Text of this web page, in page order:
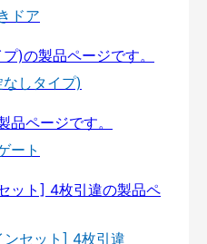
ドア
しタイプ)
ート
セット] 4枚引違